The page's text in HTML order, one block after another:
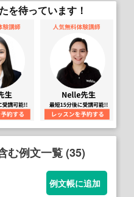
を待っています！
む例文一覧 (35)
例文帳に追加